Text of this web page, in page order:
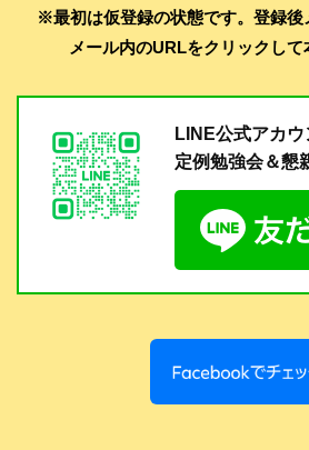
※最初は仮登録の状態です。登録後
メール内のURLをクリックして
LINE公式アカウ
定例勉強会＆懇